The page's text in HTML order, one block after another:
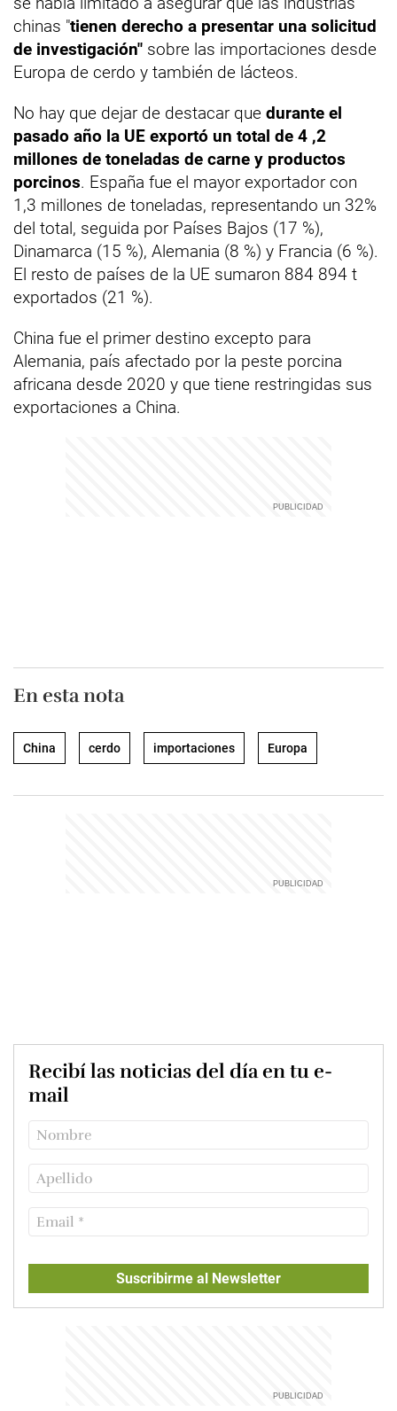
chinas "tienen derecho a presentar una solicitud
de investigación" sobre las importaciones desde
Europa de cerdo y también de lácteos.
No hay que dejar de destacar que durante el
pasado año la UE exportó un total de 4 ,2
millones de toneladas de carne y productos
porcinos. España fue el mayor exportador con
1,3 millones de toneladas, representando un 32%
del total, seguida por Países Bajos (17 %),
Dinamarca (15 %), Alemania (8 %) y Francia (6 %).
El resto de países de la UE sumaron 884 894 t
exportados (21 %).
China fue el primer destino excepto para
Alemania, país afectado por la peste porcina
africana desde 2020 y que tiene restringidas sus
exportaciones a China.
En esta nota
China cerdo importaciones Europa
Recibí las noticias del día en tu e-
mail
Suscribirme al Newsletter